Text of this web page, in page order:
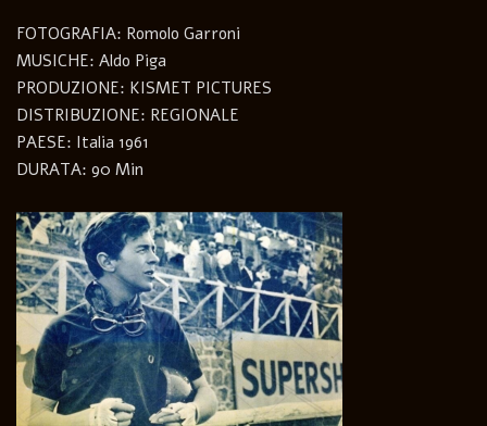
FOTOGRAFIA: Romolo Garroni
MUSICHE: Aldo Piga
PRODUZIONE: KISMET PICTURES
DISTRIBUZIONE: REGIONALE
PAESE: Italia 1961
DURATA: 90 Min